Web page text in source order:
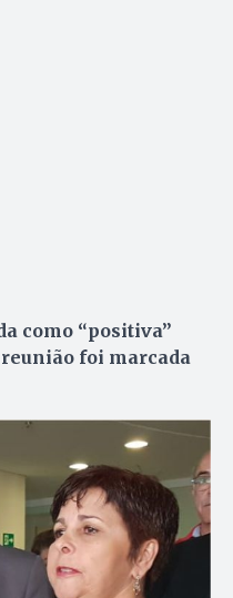
como “positiva”
foi marcada